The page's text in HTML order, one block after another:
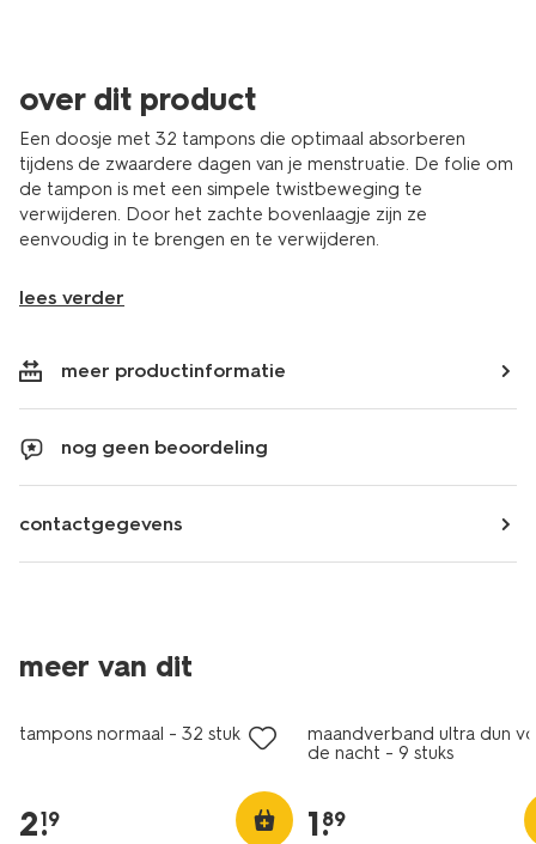
over dit product
Een doosje met 32 tampons die optimaal absorberen
tijdens de zwaardere dagen van je menstruatie. De folie om
de tampon is met een simpele twistbeweging te
verwijderen. Door het zachte bovenlaagje zijn ze
eenvoudig in te brengen en te verwijderen.
lees verder
meer productinformatie
nog geen beoordeling
contactgegevens
meer van dit
tampons normaal - 32 stuks
2.
19
maandverband ultra dun
de nacht - 9 stuks
1.
89